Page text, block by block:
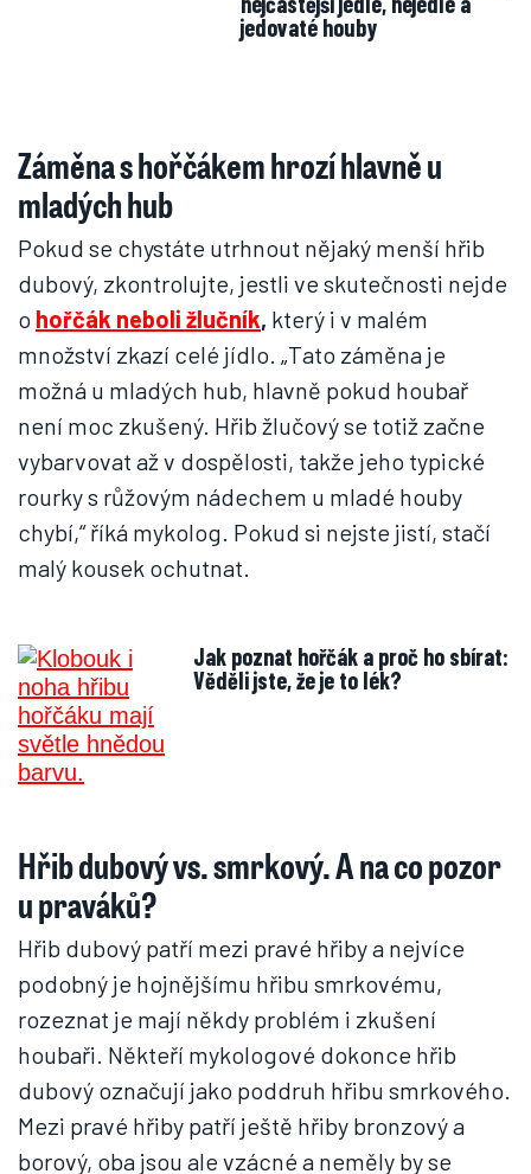
jedovaté houby
Záměna s hořčákem hrozí hlavně u
mladých hub
Pokud se chystáte utrhnout nějaký menší hřib
dubový, zkontrolujte, jestli ve skutečnosti nejde
o hořčák neboli žlučník, který i v malém
množství zkazí celé jídlo. „Tato záměna je
možná u mladých hub, hlavně pokud houbař
není moc zkušený. Hřib žlučový se totiž začne
vybarvovat až v dospělosti, takže jeho typické
rourky s růžovým nádechem u mladé houby
chybí,“ říká mykolog. Pokud si nejste jistí, stačí
malý kousek ochutnat.
Jak poznat hořčák a proč ho sbírat:
Věděli jste, že je to lék?
Hřib dubový vs. smrkový. A na co pozor
u praváků?
Hřib dubový patří mezi pravé hřiby a nejvíce
podobný je hojnějšímu hřibu smrkovému,
rozeznat je mají někdy problém i zkušení
houbaři. Někteří mykologové dokonce hřib
dubový označují jako poddruh hřibu smrkového.
Mezi pravé hřiby patří ještě hřiby bronzový a
borový, oba jsou ale vzácné a neměly by se